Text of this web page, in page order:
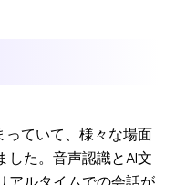
っていて、様々な場面
した。音声認識とAI文